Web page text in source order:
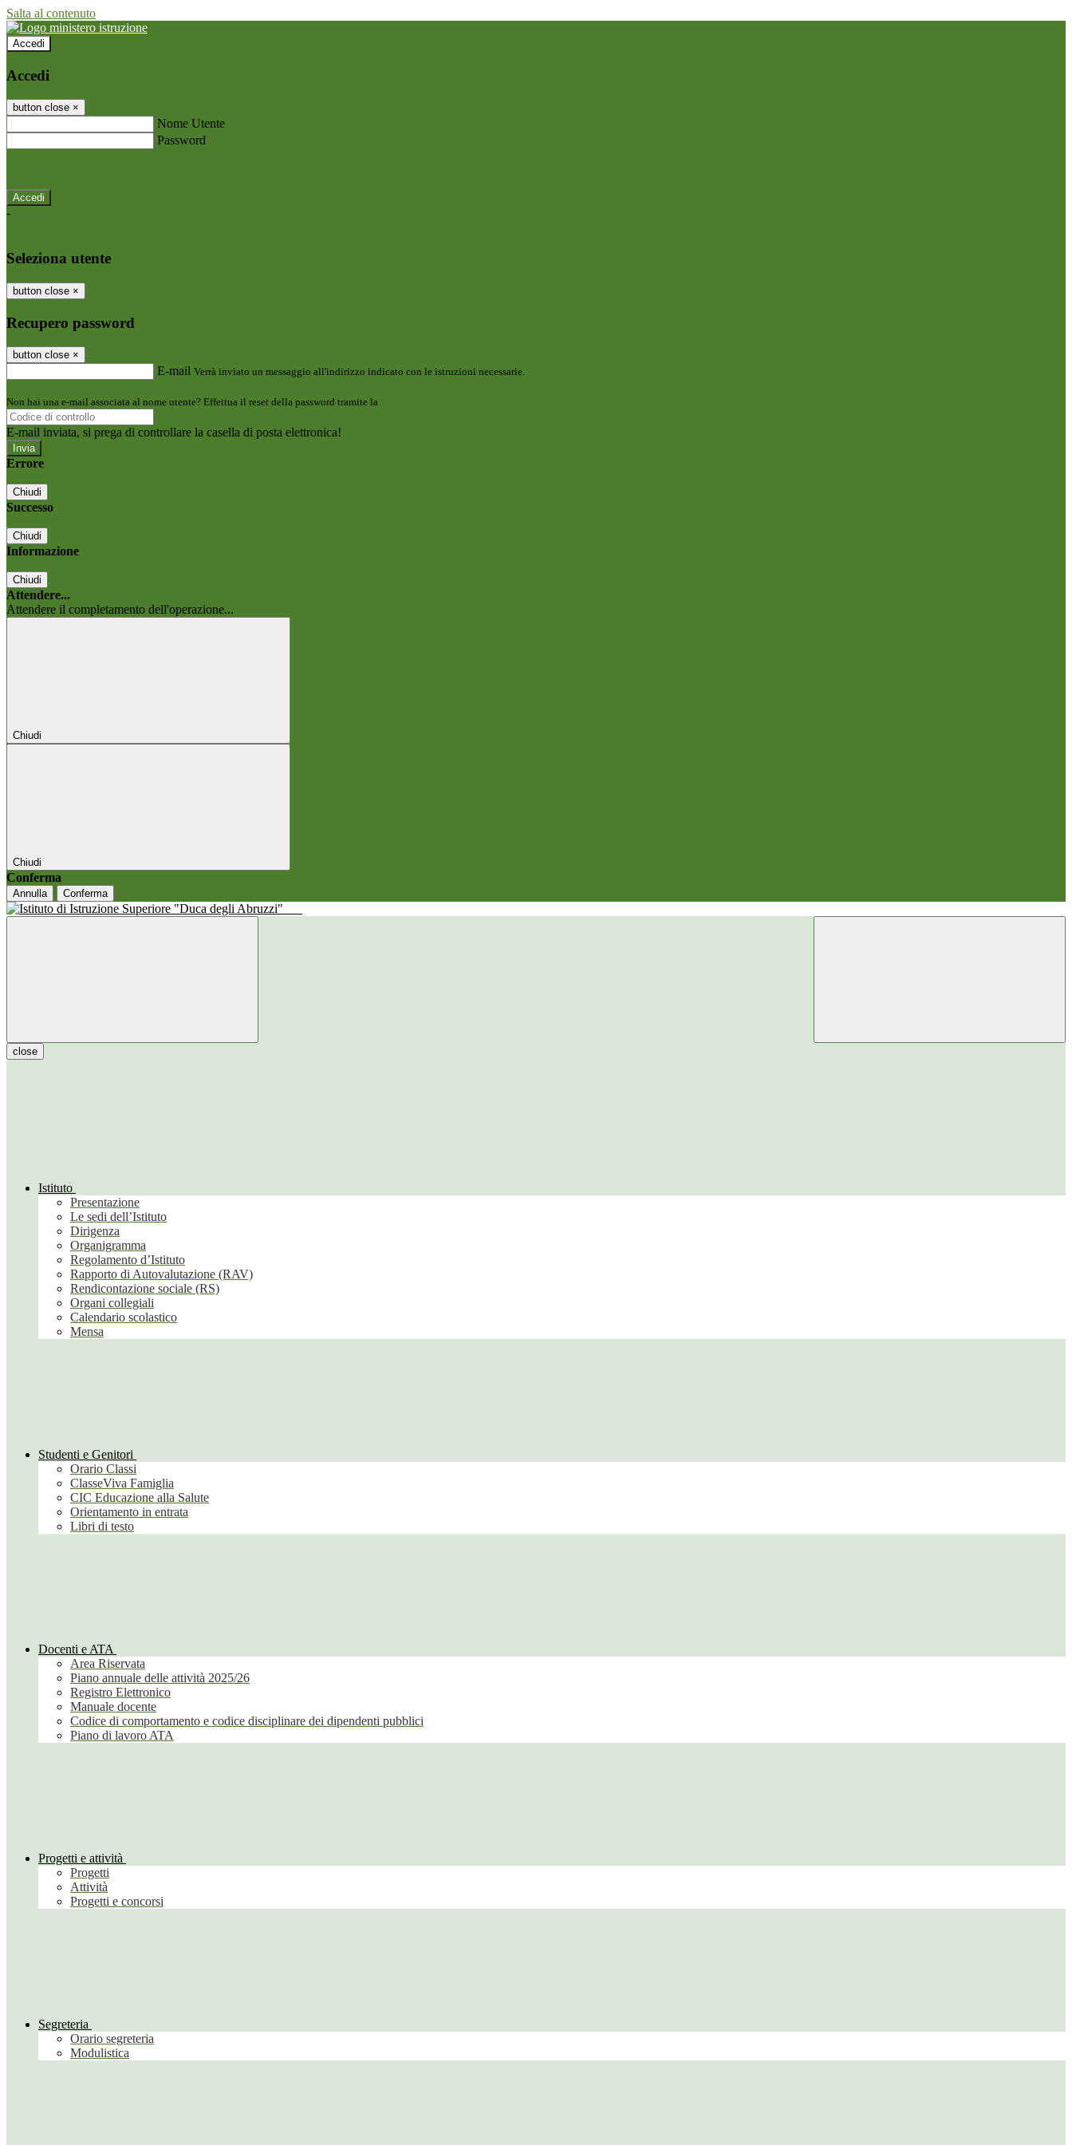
Salta al contenuto
Accedi
Accedi
button close ×
Nome Utente
Password
-
Seleziona utente
button close ×
Recupero password
button close ×
E-mail Verrà inviato un messaggio all'indirizzo indicato con le istruzioni necessarie.
Non hai una e-mail associata al nome utente? Effettua il reset della password tramite la
E-mail inviata, si prega di controllare la casella di posta elettronica!
Errore
Chiudi
Successo
Chiudi
Informazione
Chiudi
Attendere...
Attendere il completamento dell'operazione...
Chiudi
Chiudi
Conferma
Annulla Conferma
close
Istituto
Presentazione
Le sedi dell’Istituto
Dirigenza
Organigramma
Regolamento d’Istituto
Rapporto di Autovalutazione (RAV)
Rendicontazione sociale (RS)
Organi collegiali
Calendario scolastico
Mensa
Studenti e Genitori
Orario Classi
ClasseViva Famiglia
CIC Educazione alla Salute
Orientamento in entrata
Libri di testo
Docenti e ATA
Area Riservata
Piano annuale delle attività 2025/26
Registro Elettronico
Manuale docente
Codice di comportamento e codice disciplinare dei dipendenti pubblici
Piano di lavoro ATA
Progetti e attività
Progetti
Attività
Progetti e concorsi
Segreteria
Orario segreteria
Modulistica